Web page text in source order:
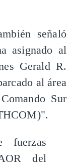
señaló
asignado al
Gerald R.
al área
Sur
fuerzas
del